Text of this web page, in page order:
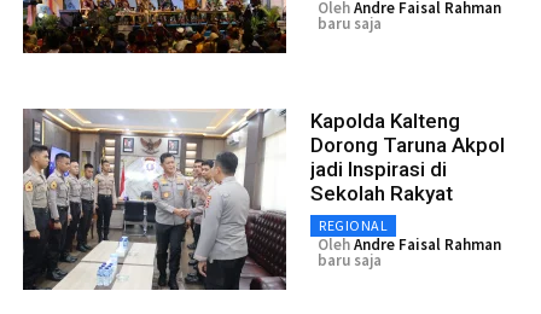
OlehAndre Faisal Rahman
baru saja
Kapolda Kalteng
Dorong Taruna Akpol
jadi Inspirasi di
Sekolah Rakyat
REGIONAL
OlehAndre Faisal Rahman
baru saja